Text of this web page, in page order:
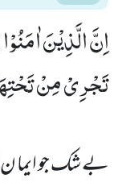
اِنَّ الَّذِیْنَ
تَجْرِیْ مِنْ تَحْتِهَا
بے شک جو ایما